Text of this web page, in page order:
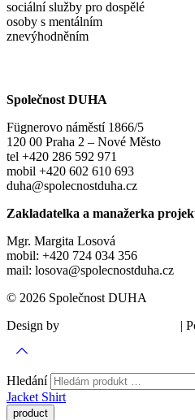
sociální služby pro dospělé
osoby s mentálním
znevýhodněním
Společnost DUHA
Fügnerovo náměstí 1866/5
120 00 Praha 2 – Nové Město
tel +420 286 592 971
mobil +420 602 610 693
duha@spolecnostduha.cz
Zakladatelka a manažerka
Mgr. Margita Losová
mobil: +420 724 034 356
mail: losova@spolecnostduha.cz
© 2026 Společnost DUHA
Design by
|
Hledání
Jacket Shirt